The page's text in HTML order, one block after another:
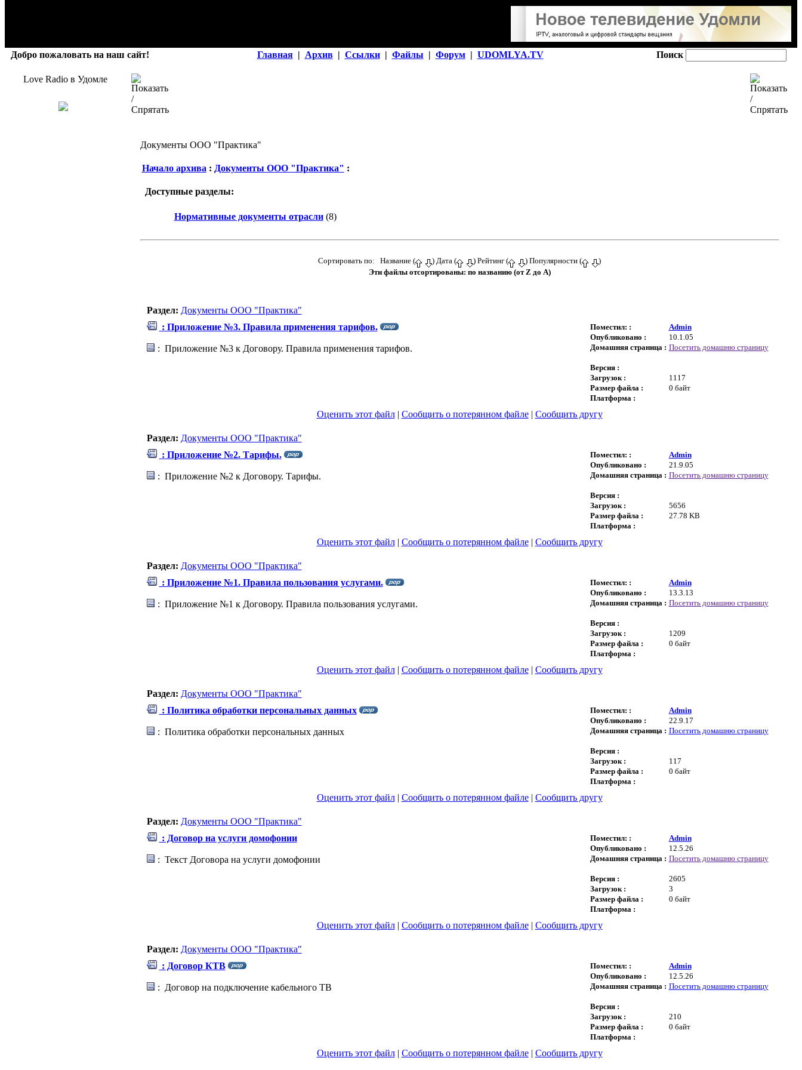
Добро пожаловать на наш сайт! Главная | Архив | Ссылки | Файлы | Форум | UDOMLYA.TV Поиск
Love Radio в Удомле
Документы ООО "Практика"
Начало архива : Документы ООО "Практика" :
Доступные разделы:
Нормативные документы отрасли(8)
Сортировать по: Название ( ) Дата ( ) Рейтинг ( ) Популярности (
)
Эти файлы отсортированы: по названию (от Z до A)
Раздел: Документы ООО "Практика"
: Приложение №3. Правила применения тарифов.
: Приложение №3 к Договору. Правила применения тарифов.
Поместил: :
Admin
Опубликовано :
10.1.05
Домашняя страница : Посетить домашню страницу
Версия :
Загрузок :
1117
Размер файла :
0 байт
Платформа :
Оценить этот файл| Сообщить о потерянном файле| Сообщить другу
Раздел: Документы ООО "Практика"
: Приложение №2. Тарифы.
: Приложение №2 к Договору. Тарифы.
Поместил: :
Admin
Опубликовано :
21.9.05
Домашняя страница : Посетить домашню страницу
Версия :
Загрузок :
5656
Размер файла :
27.78 KB
Платформа :
Оценить этот файл| Сообщить о потерянном файле| Сообщить другу
Раздел: Документы ООО "Практика"
: Приложение №1. Правила пользования услугами.
: Приложение №1 к Договору. Правила пользования услугами.
Поместил: :
Admin
Опубликовано :
13.3.13
Домашняя страница : Посетить домашню страницу
Версия :
Загрузок :
1209
Размер файла :
0 байт
Платформа :
Оценить этот файл| Сообщить о потерянном файле| Сообщить другу
Раздел: Документы ООО "Практика"
: Политика обработки персональных данных
: Политика обработки персональных данных
Поместил: :
Admin
Опубликовано :
22.9.17
Домашняя страница : Посетить домашню страницу
Версия :
Загрузок :
117
Размер файла :
0 байт
Платформа :
Оценить этот файл| Сообщить о потерянном файле| Сообщить другу
Раздел: Документы ООО "Практика"
: Договор на услуги домофонии
: Текст Договора на услуги домофонии
Поместил: :
Admin
Опубликовано :
12.5.26
Домашняя страница : Посетить домашню страницу
Версия :
2605
Загрузок :
3
Размер файла :
0 байт
Платформа :
Оценить этот файл| Сообщить о потерянном файле| Сообщить другу
Раздел: Документы ООО "Практика"
: Договор КТВ
: Договор на подключение кабельного ТВ
Поместил: :
Admin
Опубликовано :
12.5.26
Домашняя страница : Посетить домашню страницу
Версия :
Загрузок :
210
Размер файла :
0 байт
Платформа :
Оценить этот файл| Сообщить о потерянном файле| Сообщить другу